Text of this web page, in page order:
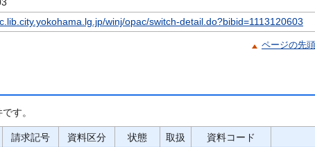
winj/opac/switch-detail.do?bibid=1113120603
ページの先
す。
請求記号 資料区分 状態 取扱 資料コード